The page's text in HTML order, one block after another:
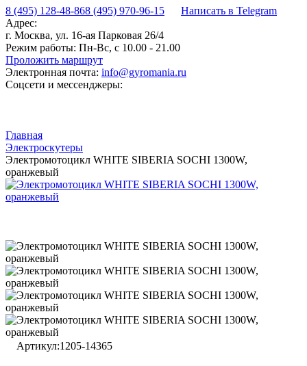
8 (495) 128-48-868 (495) 970-96-15
Написать в Telegram
Адрес:
г. Москва, ул. 16-ая Парковая 26/4
Режим работы: Пн-Вс, с 10.00 - 21.00
Проложить маршрут
Электронная почта: info@gyromania.ru
Соцсети и мессенджеры:
Главная
Электроскутеры
Электромотоцикл WHITE SIBERIA SOCHI 1300W,
оранжевый
Артикул:1205-14365